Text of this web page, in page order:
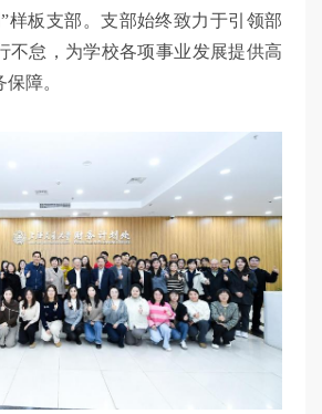
样板支部。支部始终致力于引领部
不怠，为学校各项事业发展提供高
障。